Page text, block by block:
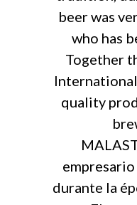
beer was
who has
Together
quality
durante la